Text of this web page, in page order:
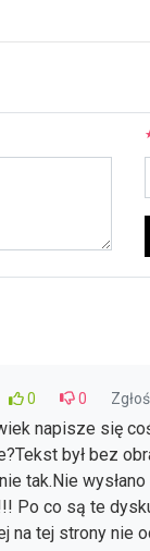
0 0 Zgłoś
napisze się
był bez
tak.Nie
Po co są te
na tej strony nie